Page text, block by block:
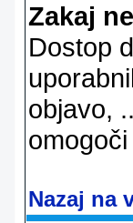
Zakaj
Dostop
objavo,
Nazaj na